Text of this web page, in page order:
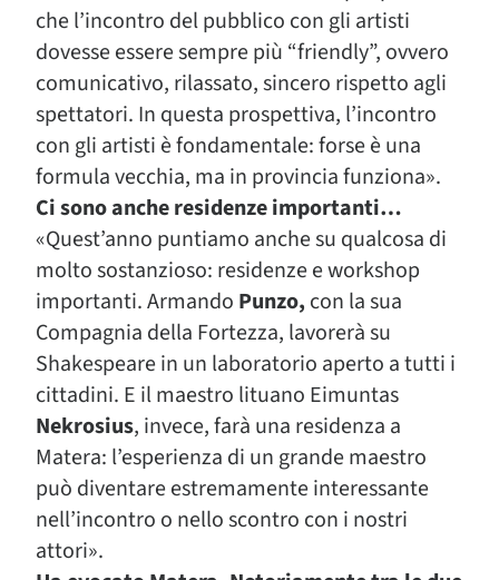
che l’incontro del pubblico con gli artisti
dovesse essere sempre più “friendly”, ovvero
comunicativo, rilassato, sincero rispetto agli
spettatori. In questa prospettiva, l’incontro
con gli artisti è fondamentale: forse è una
formula vecchia, ma in provincia funziona».
Ci sono anche residenze importanti…
«Quest’anno puntiamo anche su qualcosa di
molto sostanzioso: residenze e workshop
importanti. Armando Punzo, con la sua
Compagnia della Fortezza, lavorerà su
Shakespeare in un laboratorio aperto a tutti i
cittadini. E il maestro lituano Eimuntas
Nekrosius, invece, farà una residenza a
Matera: l’esperienza di un grande maestro
può diventare estremamente interessante
nell’incontro o nello scontro con i nostri
attori».